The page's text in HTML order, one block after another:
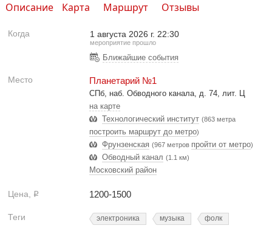
Описание Карта Маршрут Отзывы
Когда 1 августа 2026 г. 22:30
мероприятие прошло
Ближайшие события
Место Планетарий №1
СПб, наб. Обводного канала, д. 74, лит. Ц
на карте
Технологический институт (863 метра
построить маршрут до метро)
Фрунзенская (967 метров пройти от метро)
Обводный канал (1.1 км)
Московский район
Цена, Р 1200-1500
Теги электроника музыка фолк